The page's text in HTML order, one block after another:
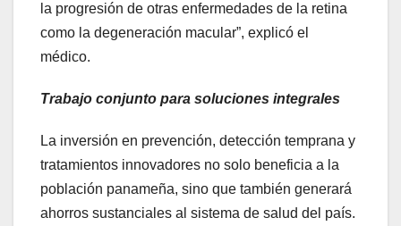
la progresión de otras enfermedades de la retina
como la degeneración macular”, explicó el
médico.
Trabajo conjunto para soluciones integrales
La inversión en prevención, detección temprana y
tratamientos innovadores no solo beneficia a la
población panameña, sino que también generará
ahorros sustanciales al sistema de salud del país.